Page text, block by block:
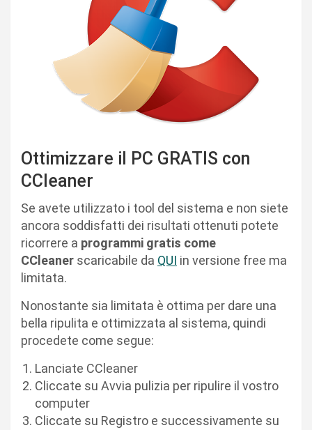
Ottimizzare il PC GRATIS con
CCleaner
Se avete utilizzato i tool del sistema e non siete
ancora soddisfatti dei risultati ottenuti potete
ricorrere a programmi gratis come
CCleaner scaricabile da QUI in versione free ma
limitata.
Nonostante sia limitata è ottima per dare una
bella ripulita e ottimizzata al sistema, quindi
procedete come segue:
Lanciate CCleaner
Cliccate su Avvia pulizia per ripulire il vostro
computer
Cliccate su Registro e successivamente su